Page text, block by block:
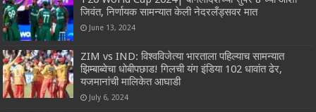
जिवंत, निर्णायक सामन्यात केली नेदरलँड्सवर मात
June 13, 2024
ZIM vs IND: विश्वविजेत्या भारताला पहिल्याच सामन्यात
झिम्बाब्वेचा धोबीपछाड! गिलची यंग इंडिया 102 धावांत ढेर,
यजमानांची मालिकेत आघाडी
July 6, 2024